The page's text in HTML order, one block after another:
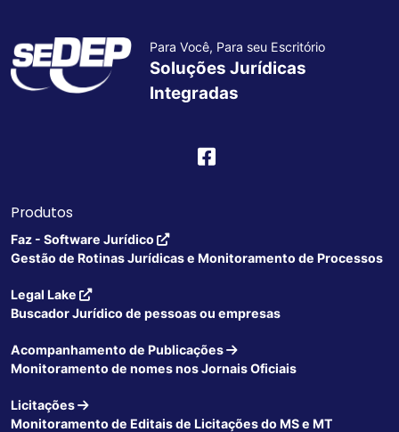
Para Você, Para seu Escritório
Soluções Jurídicas
Integradas
Produtos
Faz - Software Jurídico
Gestão de Rotinas Jurídicas e Monitoramento de Processos
Legal Lake
Buscador Jurídico de pessoas ou empresas
Acompanhamento de Publicações
Monitoramento de nomes nos Jornais Oficiais
Licitações
Monitoramento de Editais de Licitações do MS e MT